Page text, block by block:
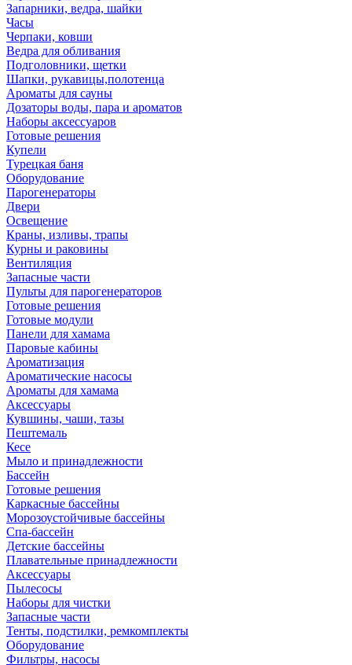
Запарники, ведра, шайки
Часы
Черпаки, ковши
Ведра для обливания
Подголовники, щетки
Шапки, рукавицы,полотенца
Ароматы для сауны
Дозаторы воды, пара и ароматов
Наборы аксессуаров
Готовые решения
Купели
Турецкая баня
Оборудование
Парогенераторы
Двери
Освещение
Краны, изливы, трапы
Курны и раковины
Вентиляция
Запасные части
Пульты для парогенераторов
Готовые решения
Готовые модули
Панели для хамама
Паровые кабины
Ароматизация
Ароматические насосы
Ароматы для хамама
Аксессуары
Кувшины, чаши, тазы
Пештемаль
Кесе
Мыло и принадлежности
Бассейн
Готовые решения
Каркасные бассейны
Морозоустойчивые бассейны
Спа-бассейн
Детские бассейны
Плавательные принадлежности
Аксессуары
Пылесосы
Наборы для чистки
Запасные части
Тенты, подстилки, ремкомплекты
Оборудование
Фильтры, насосы